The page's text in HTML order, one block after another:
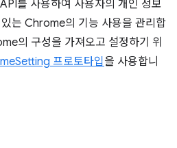
API를 사용하여 사용자의 개인 정보
는 Chrome의 기능 사용을 관리합
의 구성을 가져오고 설정하기 위
프로토타입 을 사용합니